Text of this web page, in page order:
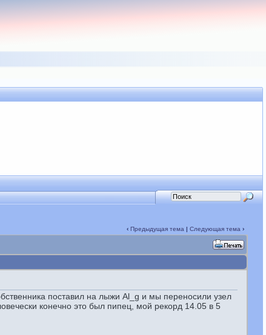
‹Предыдущая тема |Следующая тема ›
поставил на лыжи Al_g и мы переносили узел
конечно это был пипец, мой рекорд 14.05 в 5